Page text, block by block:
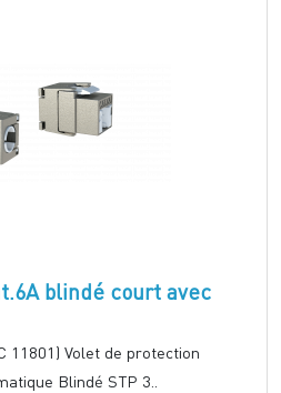
blindé court avec
11801) Volet de protection
Blindé STP 3..